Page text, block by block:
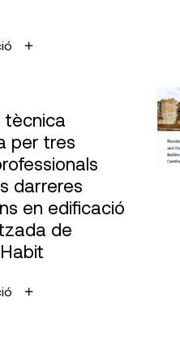
tècnica
per tres
darreres
en edificació
de